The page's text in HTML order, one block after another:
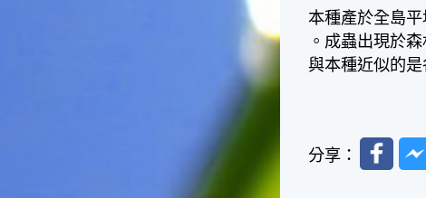
眼肉，子孫會做大官，而且龍
眼又稱為「福圓」，所以有句
俗諺是這麼說的：「食福圓生
子生孫中狀元」，可見龍眼在
本種產於全島
。成蟲出現於
與本種近似的
分享：